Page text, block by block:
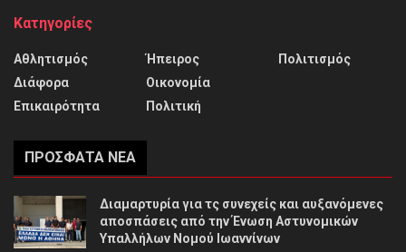
Κατηγορίες
Αθλητισμός
Διάφορα
Επικαιρότητα
Ήπειρος
Οικονομία
Πολιτική
Πολιτισμός
ΠΡΌΣΦΑΤΑ ΝΈΑ
Διαμαρτυρία για τς συνεχείς και αυξανόμενες
αποσπάσεις από την Ένωση Αστυνομικών
Υπαλλήλων Νομού Ιωαννίνων